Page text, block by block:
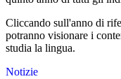
Cliccando sull'anno di
potranno visionare i
studia la lingua.
Notizie